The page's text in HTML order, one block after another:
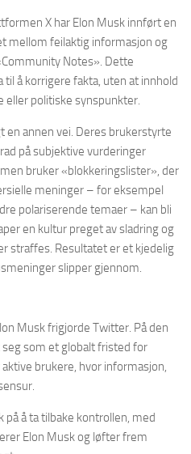
X har Elon Musk innført en
mellom feilaktig informasjon og
Notes». Dette
å korrigere fakta, uten at innhold
eller politiske synspunkter.
en annen vei. Deres brukerstyrte
på subjektive vurderinger
bruker «blokkeringslister», der
meninger – for eksempel
polariserende temaer – kan bli
en kultur preget av sladring og
straffes. Resultatet er et kjedelig
slipper gjennom.
Musk frigjorde Twitter. På den
som et globalt fristed for
brukere, hvor informasjon,
å ta tilbake kontrollen, med
Elon Musk og løfter frem